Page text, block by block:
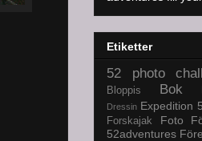
Etiketter
52 photo
Bloppis Bok
Dressin Expedition
Forskajak Foto
52adventures